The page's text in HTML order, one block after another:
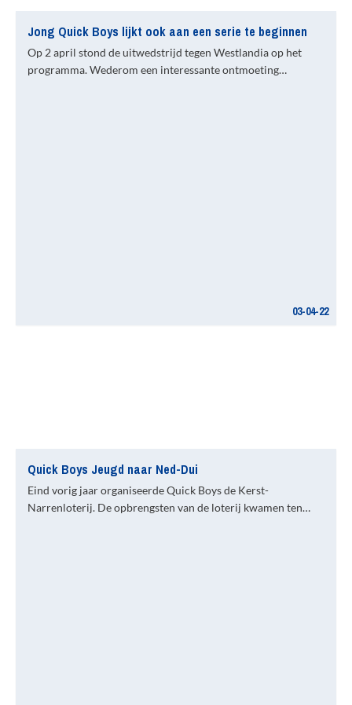
Jong Quick Boys lijkt ook aan een serie te beginnen
Op 2 april stond de uitwedstrijd tegen Westlandia op het
programma. Wederom een interessante ontmoeting…
03-04-22
Quick Boys Jeugd naar Ned-Dui
Eind vorig jaar organiseerde Quick Boys de Kerst-
Narrenloterij. De opbrengsten van de loterij kwamen ten…